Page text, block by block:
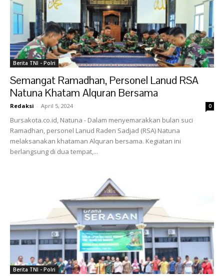
Berita TNI - Polri
Semangat Ramadhan, Personel Lanud RSA
Natuna Khatam Alquran Bersama
Redaksi - April 5, 2024 0
Bursakota.co.id, Natuna - Dalam menyemarakkan bulan suci
Ramadhan, personel Lanud Raden Sadjad (RSA) Natuna
melaksanakan khataman Alquran bersama. Kegiatan ini
berlangsung di dua tempat,...
Berita TNI - Polri